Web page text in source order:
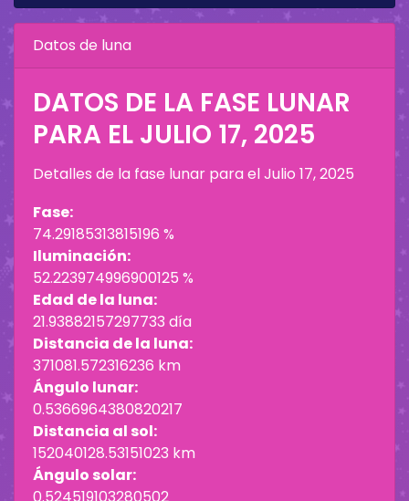
Datos de luna
DATOS DE LA FASE LUNAR
PARA EL JULIO 17, 2025
Detalles de la fase lunar para elJulio 17, 2025
Fase:
74.29185313815196 %
Iluminación:
52.223974996900125 %
Edad de la luna:
21.93882157297733 día
Distancia de la luna:
371081.572316236 km
Ángulo lunar:
0.5366964380820217
Distancia al sol:
152040128.53151023 km
Ángulo solar: